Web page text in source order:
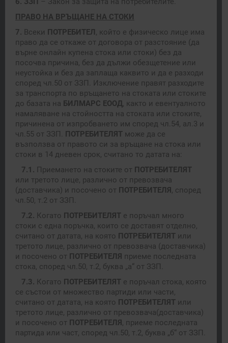
ПРАВО НА ВРЪЩАНЕ НА СТОКИ
7. Всеки ПОТРЕБИТЕЛ , който е физическо лице има
право да се откаже от договора от разстояние (да
върне онлайн купена стока или стоки) без да
посочва причина, без да дължи обезщетение или
неустойка и без да заплаща каквито и да е разходи
според чл.50 от ЗЗП. Изключение правят разходите
за транспорта по връщането на стоката или стоките
до базата на БИЛМАРС ЕООД, както и евентуалното
намаляване на стойността на стоката или стоките,
причинена от изпробването им според чл.54, ал.3 и
чл.55 от ЗЗП.
ПОТРЕБИТЕЛЯТ може да се
възползва от правото си за връщане на стока или
стоки в 14 дневен срок, считано то датата на:
7.1. Приемането на стоките от ПОТРЕБИТЕЛЯТ
или третото лице, различно от превозвача
(доставчика) и посочено от ПОТРЕБИТЕЛЯ , според
чл.50, т.2 от ЗЗП.
7.2. Когато ПОТРЕБИТЕЛЯТ е поръчал много
стоки с една поръчка, които се доставят отделно,
считано от датата, на която ПОТРЕБИТЕЛЯТ или
третото лице, различно от превозвача (доставчика)
и посочено от ПОТРЕБИТЕЛЯ приеме последната
стока, според чл.50, т.2, буква „а“ от ЗЗП.
7.3. Когато ПОТРЕБИТЕЛЯТ е поръчал стока, която
се състои от множество партиди или части,
считано от датата, на която ПОТРЕБИТЕЛЯТ или
третото лице, различно от превозвача(доставчика)
и посочено от ПОТРЕБИТЕЛЯ , приеме последната
партида или част, според чл.50, т.2, буква „б“ от ЗЗП.